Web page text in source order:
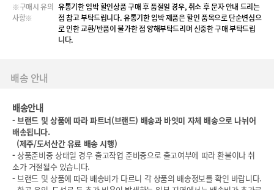
※구매시 유의
사항※
유통기한 임박 할인상품 구매 후 품절일 경우, 취소 후 문자 안내 드리는
점 참고 부탁드립니다. 유통기한 임박 제품은 할인 품목으로 단순변심으
로 인한 교환/반품이 불가한 점 양해부탁드리며 신중한 구매 부탁드립
니다.
배송 안내
배송안내
-브랜드 및 상품에 따라 파트너(브랜드) 배송과 바잇미 자체 배송으로 나뉘어
배송됩니다.
(제주/도서산간 유료 배송 시행)
- 상품준비중 상태일 경우 출고작업 준비중으로 출고여부에 따라 환불이나 취
소가 거절될수 있습니다.
-브랜드 및 상품에 따라 배송비가 다르니 각 상품의 배송정보를 확인 바랍니다.